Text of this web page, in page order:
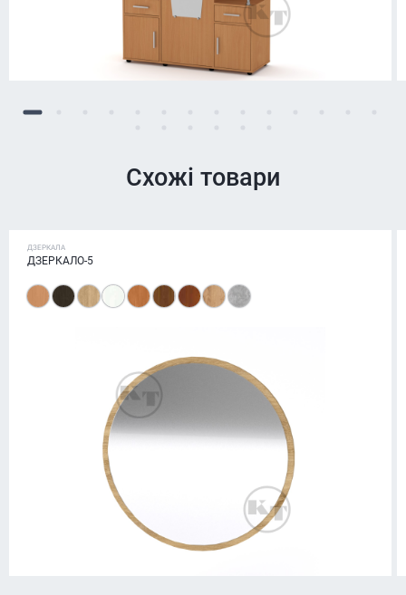
Схожі товари
ДЗЕРКАЛА
ДЗЕРКАЛО-5